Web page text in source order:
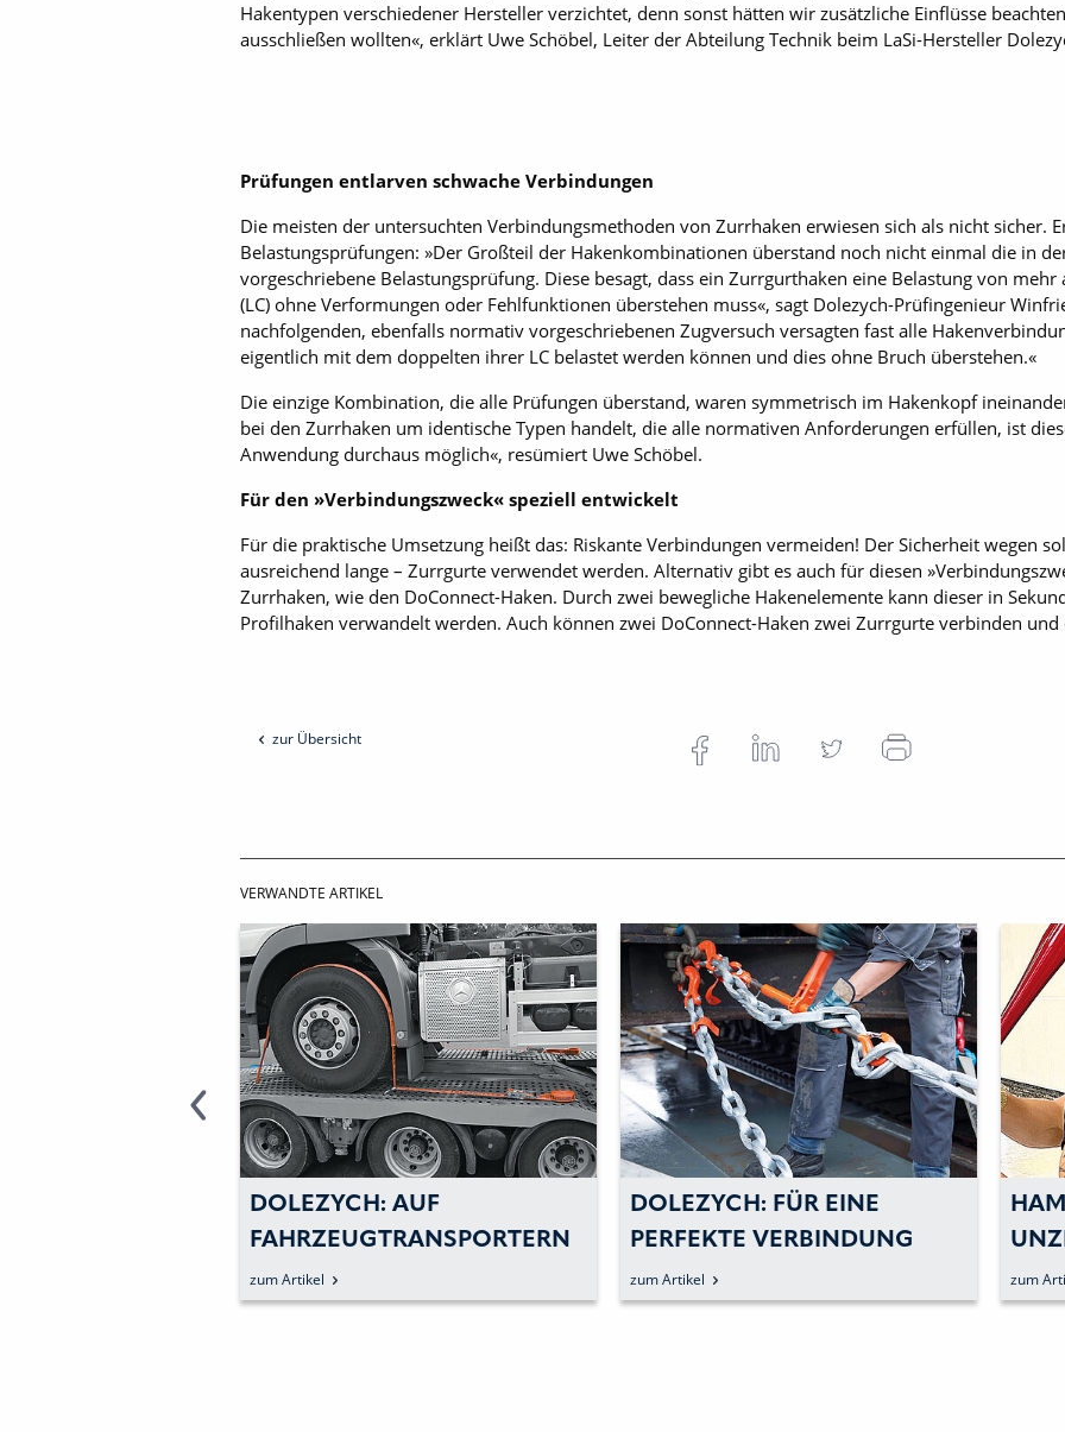
Hakentypen verschiedener Hersteller verzichtet, denn sonst hätten wir zusätzliche Einflüsse
ausschließen wollten«, erklärt Uwe Schöbel, Leiter der Abteilung Technik beim LaSi-Hersteller
Prüfungen entlarven schwache Verbindungen
Die meisten der untersuchten Verbindungsmethoden von Zurrhaken erwiesen sich als nicht sicher.
Belastungsprüfungen: »Der Großteil der Hakenkombinationen überstand noch nicht einmal die in
vorgeschriebene Belastungsprüfung. Diese besagt, dass ein Zurrgurthaken eine Belastung von mehr
(LC) ohne Verformungen oder Fehlfunktionen überstehen muss«, sagt Dolezych-Prüfingenieur
nachfolgenden, ebenfalls normativ vorgeschriebenen Zugversuch versagten fast alle
eigentlich mit dem doppelten ihrer LC belastet werden können und dies ohne Bruch überstehen.«
Die einzige Kombination, die alle Prüfungen überstand, waren symmetrisch im Hakenkopf
bei den Zurrhaken um identische Typen handelt, die alle normativen Anforderungen erfüllen, ist
Anwendung durchaus möglich«, resümiert Uwe Schöbel.
Für den »Verbindungszweck« speziell entwickelt
Für die praktische Umsetzung heißt das: Riskante Verbindungen vermeiden! Der Sicherheit wegen
ausreichend lange – Zurrgurte verwendet werden. Alternativ gibt es auch für diesen
Zurrhaken, wie den DoConnect-Haken. Durch zwei bewegliche Hakenelemente kann dieser in
Profilhaken verwandelt werden. Auch können zwei DoConnect-Haken zwei Zurrgurte verbinden
zur Übersicht
VERWANDTE ARTIKEL
DOLEZYCH: AUF
FAHRZEUGTRANSPORTERN
FÜR SICHERHEIT SORGEN
zum Artikel
DOLEZYCH: FÜR EINE
PERFEKTE VERBINDUNG
ZWISCHEN TEXTILER KETTE
UND SPANNER
zum Artikel zum